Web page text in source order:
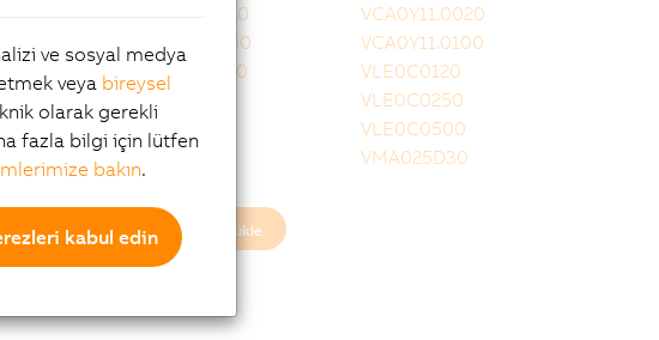
VCA0Y11.0010
VCA0Y11.0020
VCA0Y11.0050
VCA0Y11.0100
VCA0Y11.0150
VLE0C0120
VLE0C0160
VLE0C0250
VLE0C0350
VLE0C0500
VLE0T0001
VMA025D30
Daha fazla yükle
ve sosyal medya
veya bireysel
olarak gerekli
fazla bilgi için lütfen
bakın.
kabul edin